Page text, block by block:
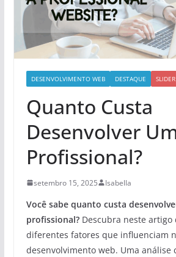
DESENVOLVIMENTO WEB DESTAQUE SLIDER
Quanto Custa
Desenvolver
Profissional?
setembro 15, 2025 Isabella
Você sabe quanto custa
profissional?Descubra neste artigo
diferentes fatores que influenciam
desenvolvimento web. Uma análise